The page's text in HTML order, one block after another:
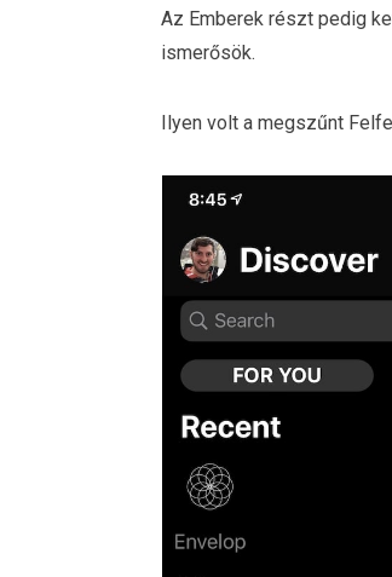
Az Emberek részt pedig
ismerősök.
Ilyen volt a megszűnt